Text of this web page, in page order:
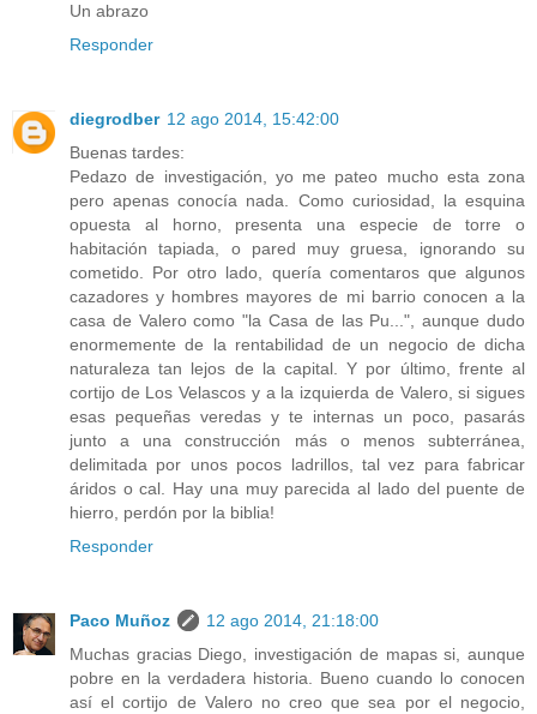
Un abrazo
Responder
diegrodber 12 ago 2014, 15:42:00
Buenas tardes:
Pedazo de investigación, yo me pateo mucho esta zona
pero apenas conocía nada. Como curiosidad, la esquina
opuesta al horno, presenta una especie de torre o
habitación tapiada, o pared muy gruesa, ignorando su
cometido. Por otro lado, quería comentaros que algunos
cazadores y hombres mayores de mi barrio conocen a la
casa de Valero como "la Casa de las Pu...", aunque dudo
enormemente de la rentabilidad de un negocio de dicha
naturaleza tan lejos de la capital. Y por último, frente al
cortijo de Los Velascos y a la izquierda de Valero, si sigues
esas pequeñas veredas y te internas un poco, pasarás
junto a una construcción más o menos subterránea,
delimitada por unos pocos ladrillos, tal vez para fabricar
áridos o cal. Hay una muy parecida al lado del puente de
hierro, perdón por la biblia!
Responder
Paco Muñoz
12 ago 2014, 21:18:00
Muchas gracias Diego, investigación de mapas si, aunque
pobre en la verdadera historia. Bueno cuando lo conocen
así el cortijo de Valero no creo que sea por el negocio,